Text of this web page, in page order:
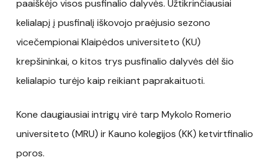
paaiškėjo visos pusfinalio dalyvės. Užtikrinčiausiai
kelialapį į pusfinalį iškovojo praėjusio sezono
vicečempionai Klaipėdos universiteto (KU)
krepšininkai, o kitos trys pusfinalio dalyvės dėl šio
kelialapio turėjo kaip reikiant paprakaituoti.
Kone daugiausiai intrigų virė tarp Mykolo Romerio
universiteto (MRU) ir Kauno kolegijos (KK) ketvirtfinalio
poros.